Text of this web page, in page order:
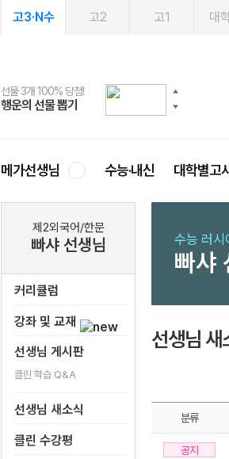
고3·N수 고2 고1 대
선물 3개 100% 당첨!
행운의 선물 뽑기
선물 100% 증정!
메가스터디 X 올리브
여름방학 스터디 캐시백
메가런 썸머스쿨
2027 러셀 단과
강사 공개선발
스마트러닝앱
설문 EVENT
메가패스
3일 무료 체험권
메가패스 수강생 무료혜택!
메가클럽 멤버십
사회공헌 캠페인
희망이룸 메가나눔
메가선생님 수능·내신 대학별고
제2외국어/한문
빠샤 선생님
커리큘럼
강좌 및 교재
선생님 게시판
클린 학습 Q&A
선생님 새소식
클린 수강평
수능 러시
빠샤
선생님 새
분류
공지